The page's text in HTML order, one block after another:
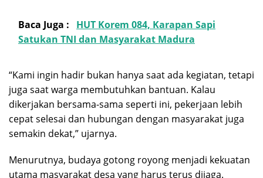
Baca Juga :
HUT Korem 084, Karapan Sapi
Satukan TNI dan Masyarakat Madura
“Kami ingin hadir bukan hanya saat ada kegiatan, tetapi
juga saat warga membutuhkan bantuan. Kalau
dikerjakan bersama-sama seperti ini, pekerjaan lebih
cepat selesai dan hubungan dengan masyarakat juga
semakin dekat,” ujarnya.
Menurutnya, budaya gotong royong menjadi kekuatan
utama masyarakat desa yang harus terus dijaga.